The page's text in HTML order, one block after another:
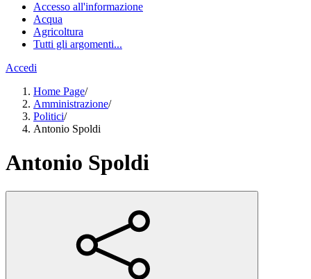
Accesso all'informazione
Acqua
Agricoltura
Tutti gli argomenti...
Accedi
Home Page/
Amministrazione/
Politici/
Antonio Spoldi
Antonio Spoldi